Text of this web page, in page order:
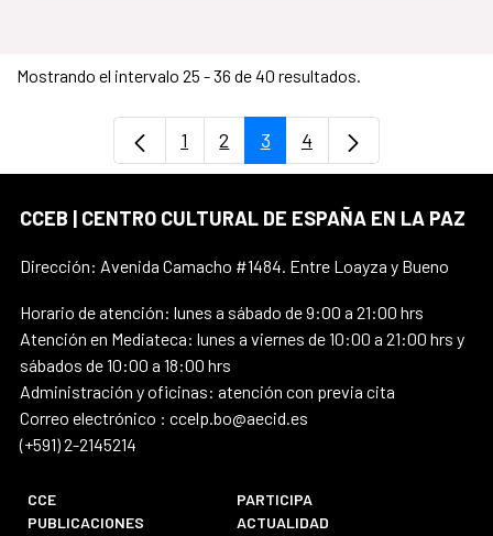
Mostrando el intervalo 25 - 36 de 40 resultados.
Página
1 Página
2 Página
3 Página
4
CCEB | CENTRO CULTURAL DE ESPAÑA EN LA PAZ
Dirección: Avenida Camacho #1484. Entre Loayza y Bueno
Horario de atención: lunes a sábado de 9:00 a 21:00 hrs
Atención en Mediateca: lunes a viernes de 10:00 a 21:00 hrs y
sábados de 10:00 a 18:00 hrs
Administración y oficinas: atención con previa cita
Correo electrónico : ccelp.bo@aecid.es
(+591) 2-2145214
CCE
PARTICIPA
PUBLICACIONES
ACTUALIDAD